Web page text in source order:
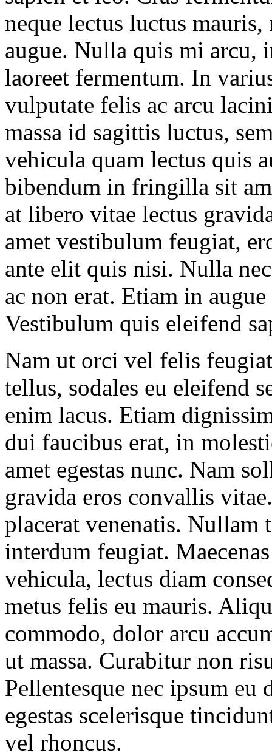
neque lectus luctus
augue. Nulla quis mi arcu,
laoreet fermentum. In
vulputate felis ac arcu
massa id sagittis luctus,
vehicula quam lectus quis
bibendum in fringilla sit
at libero vitae lectus
amet vestibulum feugiat,
ante elit quis nisi. Nulla
ac non erat. Etiam in
Vestibulum quis eleifend
Nam ut orci vel felis
tellus, sodales eu eleifend
enim lacus. Etiam
dui faucibus erat, in
amet egestas nunc. Nam
gravida eros convallis
placerat venenatis.
interdum feugiat.
vehicula, lectus diam
metus felis eu mauris.
commodo, dolor arcu
ut massa. Curabitur non
Pellentesque nec ipsum
egestas scelerisque
vel rhoncus.